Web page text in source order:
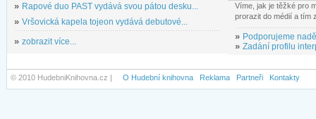
» Rapové duo PAST vydává svou pátou desku...
» Vršovická kapela tojeon vydává debutové...
» zobrazit více...
Víme, jak je těžké pro
prorazit do médií a tím
» Podporujeme
» Zadání profilu
© 2010 HudebniKnihovna.cz | O Hudební knihovna Reklama Partneři Kontakty